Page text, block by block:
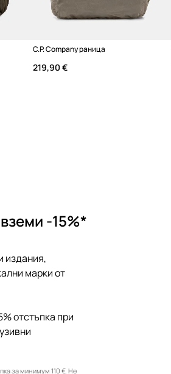
C.P. Company раница
219,90 €
-15%*
издания,
марки от
отстъпка при
за минимум 110 €. Не